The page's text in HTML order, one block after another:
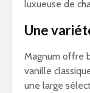
luxueuse de
Une
Magnum offre
vanille
une large